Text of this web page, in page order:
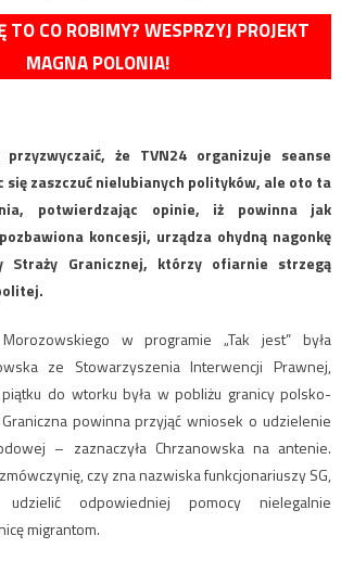
TO CO ROBIMY? WESPRZYJ PROJEKT
MAGNA POLONIA!
że TVN24 organizuje seanse
zaszczuć nielubianych polityków, ale oto ta
potwierdzając opinie, iż powinna jak
koncesji, urządza ohydną nagonkę
Straży Granicznej, którzy ofiarnie strzegą
w programie „Tak jest” była
ze Stowarzyszenia Interwencji Prawnej,
do wtorku była w pobliżu granicy polsko-
powinna przyjąć wniosek o udzielenie
– zaznaczyła Chrzanowska na antenie.
czy zna nazwiska funkcjonariuszy SG,
odpowiedniej pomocy nielegalnie
migrantom.